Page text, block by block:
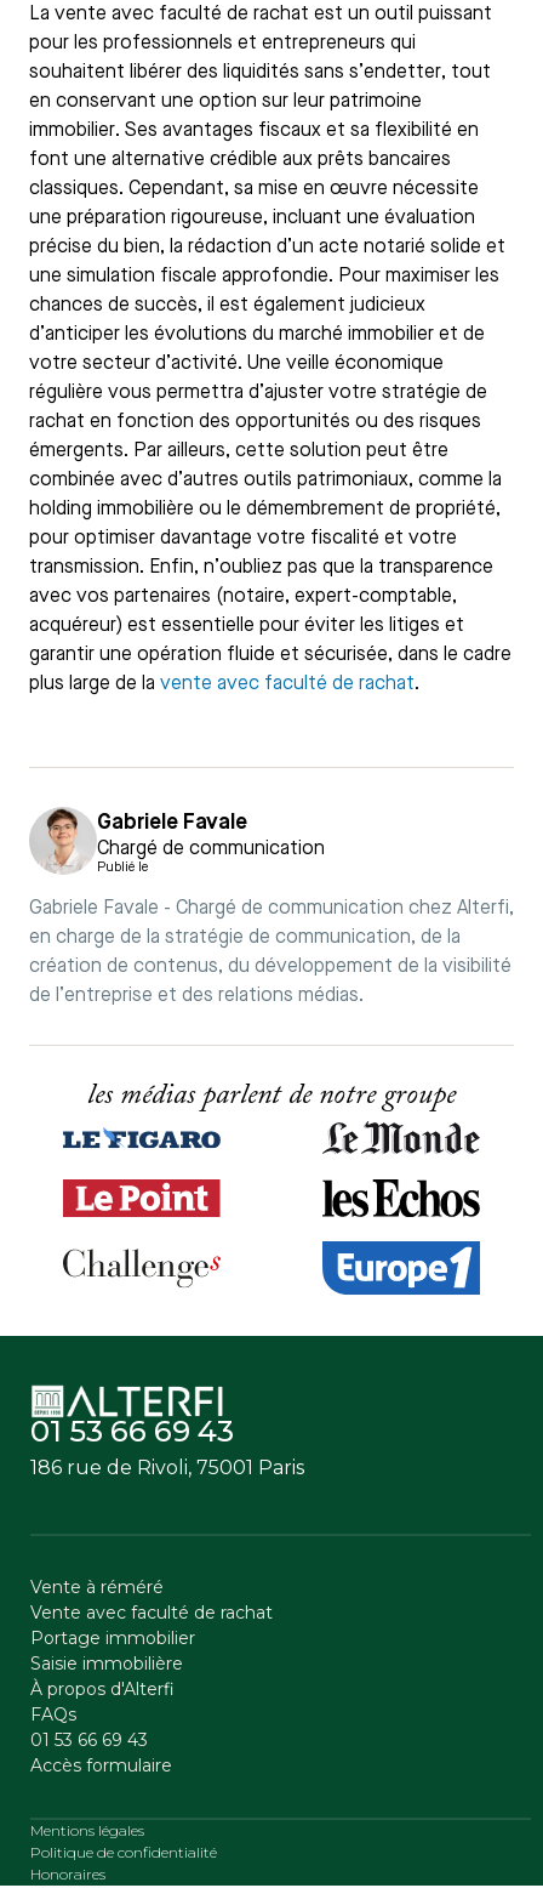
La vente avec faculté de rachat est un outil puissant
pour les professionnels et entrepreneurs qui
souhaitent libérer des liquidités sans s’endetter, tout
en conservant une option sur leur patrimoine
immobilier. Ses avantages fiscaux et sa flexibilité en
font une alternative crédible aux prêts bancaires
classiques. Cependant, sa mise en œuvre nécessite
une préparation rigoureuse, incluant une évaluation
précise du bien, la rédaction d’un acte notarié solide et
une simulation fiscale approfondie. Pour maximiser les
chances de succès, il est également judicieux
d’anticiper les évolutions du marché immobilier et de
votre secteur d’activité. Une veille économique
régulière vous permettra d’ajuster votre stratégie de
rachat en fonction des opportunités ou des risques
émergents. Par ailleurs, cette solution peut être
combinée avec d’autres outils patrimoniaux, comme la
holding immobilière ou le démembrement de propriété,
pour optimiser davantage votre fiscalité et votre
transmission. Enfin, n’oubliez pas que la transparence
avec vos partenaires (notaire, expert-comptable,
acquéreur) est essentielle pour éviter les litiges et
garantir une opération fluide et sécurisée, dans le cadre
plus large de la vente avec faculté de rachat.
Gabriele Favale
Chargé de communication
Publié le
Gabriele Favale - Chargé de communication chez Alterfi,
en charge de la stratégie de communication, de la
création de contenus, du développement de la visibilité
de l’entreprise et des relations médias.
les médias parlent de notre groupe
01 53 66 69 43
186 rue de Rivoli, 75001 Paris
Vente à réméré
Vente avec faculté de rachat
Portage immobilier
Saisie immobilière
À propos d'Alterfi
FAQs
01 53 66 69 43
Accès formulaire
Mentions légales
Politique de confidentialité
Honoraires